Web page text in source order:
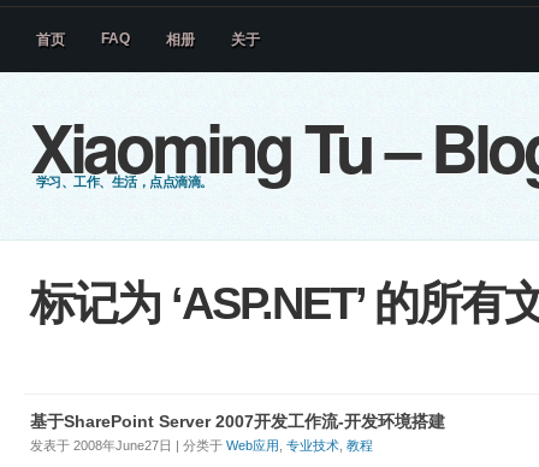
Xiaoming Tu –
学习、工作、生活，点点滴滴。
首页 FAQ 相册 关于
标记为 ‘ASP.NET’ 的所有
基于SharePoint Server 2007开发工作流-开发环境搭建
发表于 2008年June27日 | 分类于 Web应用 专业技术 教程